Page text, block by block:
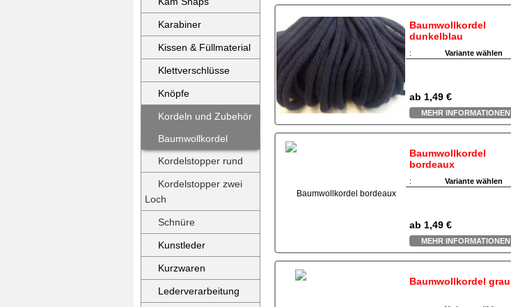
Karabiner
Kissen & Füllmaterial
Klettverschlüsse
Knöpfe
Kordeln und Zubehör
Baumwollkordel
Kordelstopper rund
Kordelstopper zwei
Loch
Schnüre
Kunstleder
Kurzwaren
Lederverarbeitung
Baumwollkordel
dunkelblau
: Variante wählen
ab 1,49 €
MEHR INFORMATIONEN
Baumwollkordel
bordeaux
: Variante wählen
ab 1,49 €
MEHR INFORMATIONEN
Baumwollkordel grau